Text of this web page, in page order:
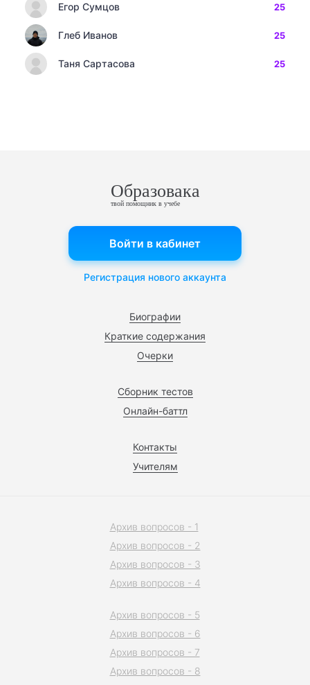
Егор Сумцов 25
Глеб Иванов 25
Таня Сартасова 25
Образовака
твой помощник в учебе
Биографии
Краткие содержания
Очерки
Сборник тестов
Онлайн-баттл
Контакты
Учителям
Войти в кабинет
Регистрация нового аккаунта
Архив вопросов - 1
Архив вопросов - 2
Архив вопросов - 3
Архив вопросов - 4
Архив вопросов - 5
Архив вопросов - 6
Архив вопросов - 7
Архив вопросов - 8